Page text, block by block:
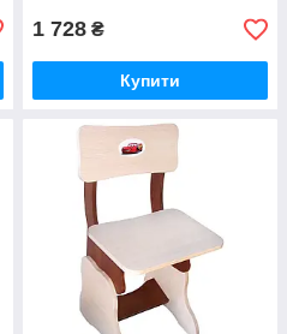
1 728 ₴
Купити